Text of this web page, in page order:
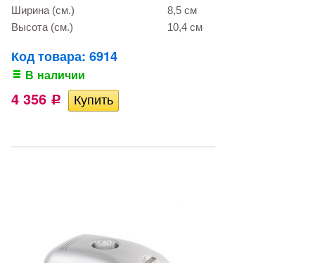
Ширина (см.)
8,5 см
Высота (см.)
10,4 см
Код товара: 6914
В наличии
4 356 Р